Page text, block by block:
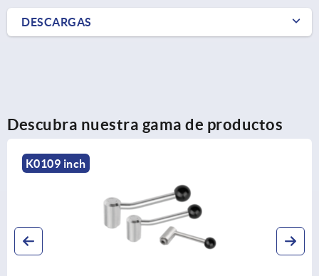
DESCARGAS
Descubra nuestra gama de productos